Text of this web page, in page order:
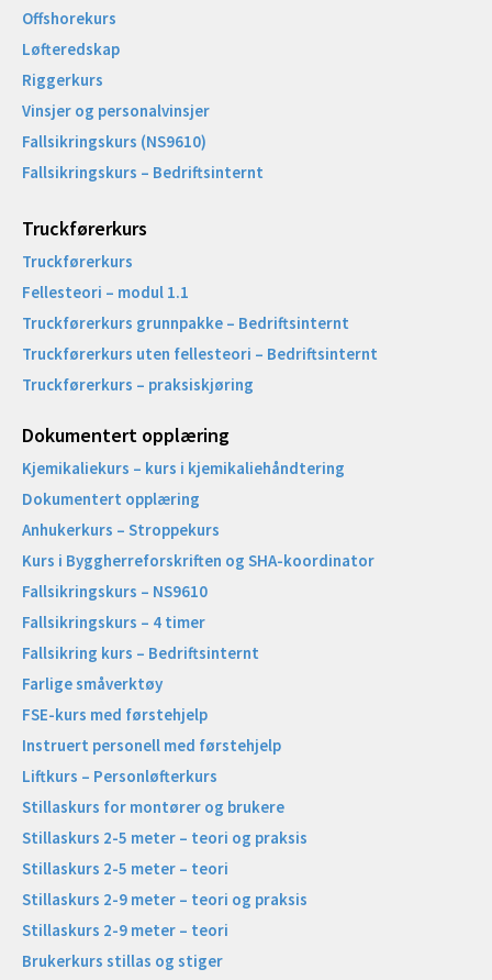
Offshorekurs
Løfteredskap
Riggerkurs
Vinsjer og personalvinsjer
Fallsikringskurs (NS9610)
Fallsikringskurs – Bedriftsinternt
Truckførerkurs
Truckførerkurs
Fellesteori – modul 1.1
Truckførerkurs grunnpakke – Bedriftsinternt
Truckførerkurs uten fellesteori – Bedriftsinternt
Truckførerkurs – praksiskjøring
Dokumentert opplæring
Kjemikaliekurs – kurs i kjemikaliehåndtering
Dokumentert opplæring
Anhukerkurs – Stroppekurs
Kurs i Byggherreforskriften og SHA-koordinator
Fallsikringskurs – NS9610
Fallsikringskurs – 4 timer
Fallsikring kurs – Bedriftsinternt
Farlige småverktøy
FSE-kurs med førstehjelp
Instruert personell med førstehjelp
Liftkurs – Personløfterkurs
Stillaskurs for montører og brukere
Stillaskurs 2-5 meter – teori og praksis
Stillaskurs 2-5 meter – teori
Stillaskurs 2-9 meter – teori og praksis
Stillaskurs 2-9 meter – teori
Brukerkurs stillas og stiger